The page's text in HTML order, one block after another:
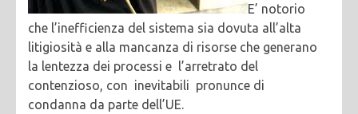
E’ notorio
che l’inefficienza del sistema sia dovuta all’alta
litigiosità e alla mancanza di risorse che generano
la lentezza dei processi e l’arretrato del
contenzioso, con inevitabili pronunce di
condanna da parte dell’UE.